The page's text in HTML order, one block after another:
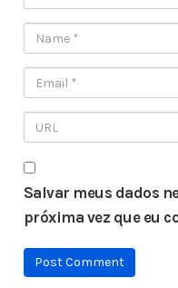
Salvar meus dados
próxima vez que eu